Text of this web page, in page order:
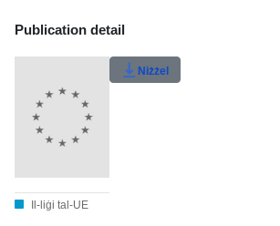
Publication Detail Actions
Klassifikazzjoni tal-utent
Publication detail
Il-liġi tal-UE
Niżżel